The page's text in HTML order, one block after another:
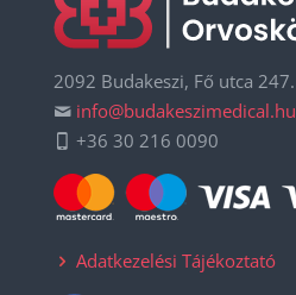
2092 Budakeszi, Fő utca 247.
info@budakeszimedical.hu
+36 30 216 0090
Adatkezelési Tájékoztató